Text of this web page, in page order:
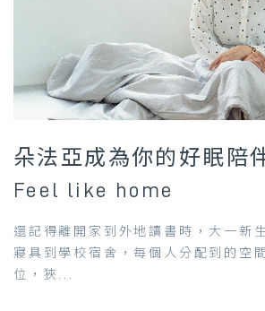
朵法亞成為你的好眠陪
Feel like home
還記得離開家到外地讀書時，大一新
寢具到學校宿舍，每個人分配到的空
位，狹...